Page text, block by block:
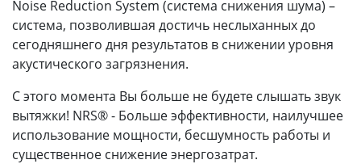
Noise Reduction System (система снижения шума) –
система, позволившая достичь неслыханных до
сегодняшнего дня результатов в снижении уровня
акустического загрязнения.
С этого момента Вы больше не будете слышать звук
вытяжки! NRS® - Больше эффективности, наилучшее
использование мощности, бесшумность работы и
существенное снижение энергозатрат.